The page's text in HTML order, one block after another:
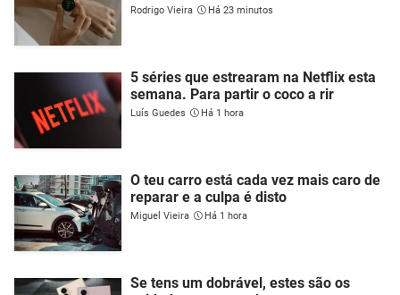
Rodrigo Vieira Há 23 minutos
5 séries que estrearam na Netflix esta
semana. Para partir o coco a rir
Luís Guedes Há 1 hora
O teu carro está cada vez mais caro de
reparar e a culpa é disto
Miguel Vieira Há 1 hora
Se tens um dobrável, estes são os